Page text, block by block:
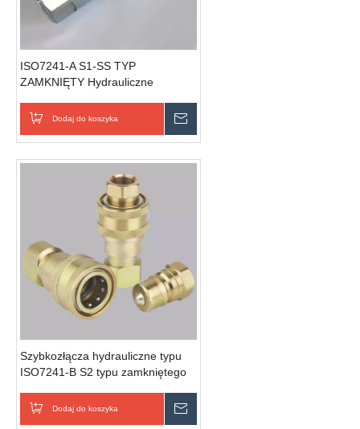
ISO7241-A S1-SS TYP
ZAMKNIĘTY Hydrauliczne
Dodaj do koszyka
Szybkozłącza hydrauliczne typu
ISO7241-B S2 typu zamkniętego
Dodaj do koszyka